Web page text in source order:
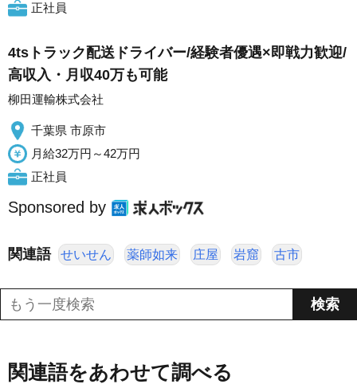
正社員
4tsトラック配送ドライバー/経験者優遇×即戦力歓迎/
高収入・月収40万も可能
柳田運輸株式会社
千葉県 市原市
月給32万円～42万円
正社員
Sponsored by
関連語 せいせん 薬師如来 庄屋 岩窟 古市
関連語をあわせて調べる